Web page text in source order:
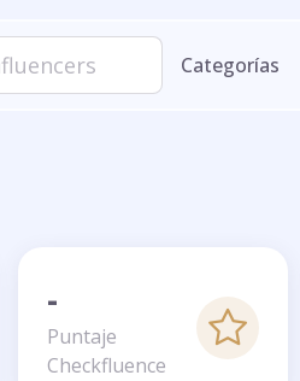
Categorías
-
Puntaje
Checkfluence